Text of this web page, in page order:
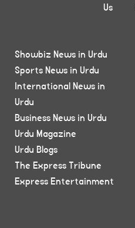
Us
Showbiz News in Urdu
Sports News in Urdu
International News in
Urdu
Business News in Urdu
Urdu Magazine
Urdu Blogs
The Express Tribune
Express Entertainment